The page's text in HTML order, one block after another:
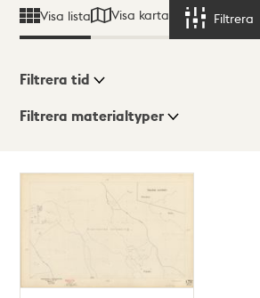
Visa lista Visa karta Filtrera
Visningsläge
Filtrera tid
Filtrera materialtyper